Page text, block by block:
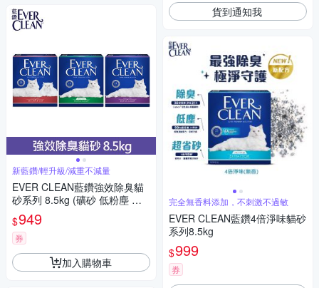
新藍鑽/輕升級/減重不減量
EVER CLEAN藍鑽強效除臭貓
砂系列 8.5kg (礦砂 低粉塵 除
臭 抑味 凝結)
$949
券
加入購物車
貨到通知我
完全無香料添加，不刺激不過敏
EVER CLEAN藍鑽4倍淨味貓砂
系列8.5kg
$999
券